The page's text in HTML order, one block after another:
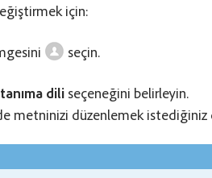
için:
seçin.
dili seçeneğini belirleyin.
metninizi düzenlemek istediğiniz